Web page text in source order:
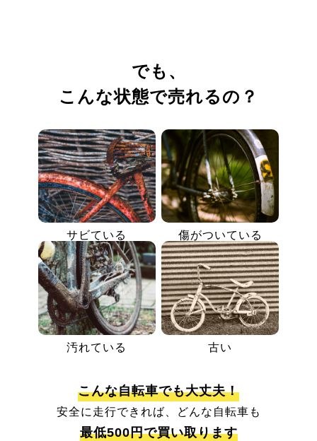
でも、
こんな状態で売れるの？
サビている 傷がついている
汚れている 古い
こんな自転車でも大丈夫！
安全に走行できれば、どんな自転車も
最低500円で買い取ります